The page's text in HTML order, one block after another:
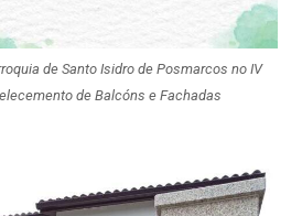
de Santo Isidro de Posmarcos no IV
de Balcóns e Fachadas